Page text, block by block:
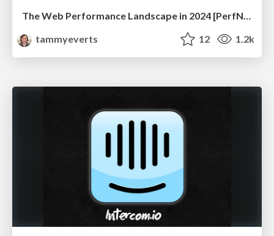
The Web Performance Landscape in 2024 [PerfNow 2024]
tammyeverts
12 1.2k